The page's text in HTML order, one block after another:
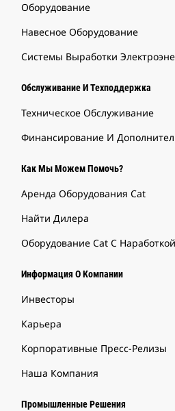
Оборудование
Навесное Оборудование
Системы Выработки
Обслуживание И Техподдержка
Техническое Обслуживание
Финансирование И
Как Мы Можем Помочь?
Аренда Оборудования Cat
Найти Дилера
Оборудование Cat С Наработкой
Информация О Компании
Инвесторы
Карьера
Корпоративные Пресс-Релизы
Наша Компания
Промышленные Решения